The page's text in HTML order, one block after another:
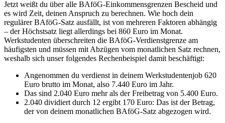
Jetzt weißt du über alle BAföG-Einkommensgrenzen Bescheid und
es wird Zeit, deinen Anspruch zu berechnen. Wie hoch dein
regulärer BAföG-Satz ausfällt, ist von mehreren Faktoren abhängig
– der Höchstsatz liegt allerdings bei 860 Euro im Monat.
Werkstudenten überschreiten die BAföG-Verdienstgrenze am
häufigsten und müssen mit Abzügen vom monatlichen Satz rechnen,
weshalb sich unser folgendes Rechenbeispiel damit beschäftigt:
Angenommen du verdienst in deinem Werkstudentenjob 620
Euro brutto im Monat, also 7.440 Euro im Jahr.
Das sind 2.040 Euro mehr als der Freibetrag von 5.400 Euro.
2.040 dividiert durch 12 ergibt 170 Euro: Das ist der Betrag,
der von deinem monatlichen BAföG-Satz abgezogen wird.